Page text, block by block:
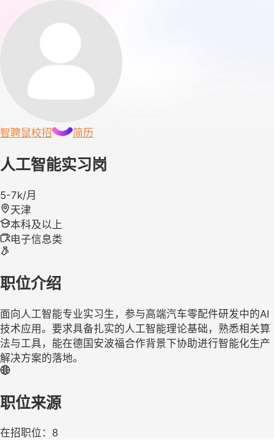
智聘鼠校招 简历
人工智能实习岗
5-7k/月
天津
本科及以上
电子信息类
职位介绍
面向人工智能专业实习生，参与高端汽车零配件研发中的AI
技术应用。要求具备扎实的人工智能理论基础，熟悉相关算
法与工具，能在德国安波福合作背景下协助进行智能化生产
解决方案的落地。
职位来源
在招职位：8